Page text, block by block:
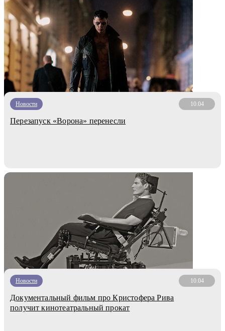
Новости 10.04
Перезапуск «Ворона» перенесли
Новости 10.04
Документальный фильм про Кристофера Рива
получит кинотеатральный прокат